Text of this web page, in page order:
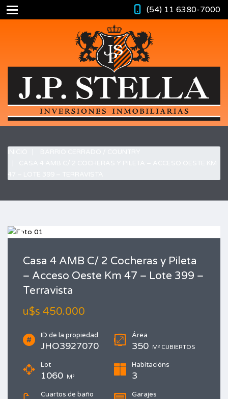
(54) 11 6380-7000
Casa 4 AMB C/ 2 Cocheras y Pileta
– Acceso Oeste Km 47 – Lote 399 –
Terravista
u$s 450.000
ID de la propiedad
JHO3927070
Área
350 M² CUBIERTOS
Lot
1060 M²
Habitacións
3
Cuartos de baño Garajes